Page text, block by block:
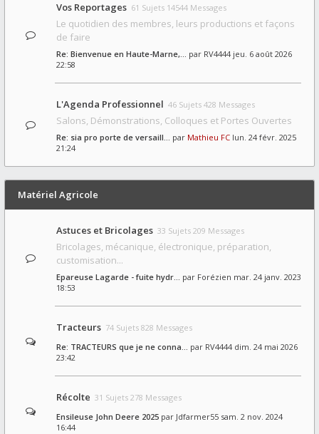
Vos Reportages 61 Sujets 14544 Messages
Le quotidien des membres, leurs productions et façons
de faire
Re: Bienvenue en Haute-Marne,… par RV4444 jeu. 6 août 2026
22:58
L'Agenda Professionnel 46 Sujets 428 Messages
Salons, Démonstrations, Colloques et Portes Ouvertes
Re: sia pro porte de versaill… par Mathieu FC lun. 24 févr. 2025
21:24
Matériel Agricole
Astuces et Bricolages 33 Sujets 209 Messages
Bricolages, mécanique, électronique, préparation,
customisation...
Epareuse Lagarde - fuite hydr… par Forézien mar. 24 janv. 2023
18:53
Tracteurs 74 Sujets 828 Messages
Re: TRACTEURS que je ne conna… par RV4444 dim. 24 mai 2026
23:42
Récolte 31 Sujets 278 Messages
Ensileuse John Deere 2025 par Jdfarmer55 sam. 2 nov. 2024
16:44